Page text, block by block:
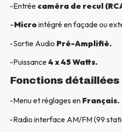
-Entrée caméra de recul
–Micro intégré en façade ou
-Sortie Audio Pré-Amplifié.
-Puissance4 x 45 Watts.
Fonctions détaillées
-Menu et réglages en Français.
-Radio interface AM/FM (99